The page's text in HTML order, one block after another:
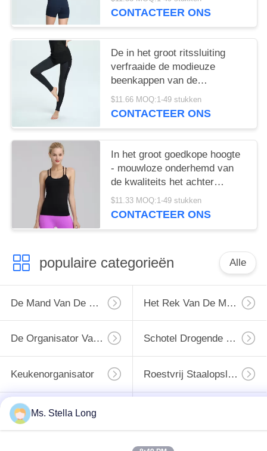
onderhemdenvrouwen
CONTACTEER ONS
De in het groot ritssluiting
verfraaide de modieuze
beenkappen van de
yogabroek
$11.66 MOQ:1-49 stukken
CONTACTEER ONS
In het groot goedkope hoogte
- mouwloze onderhemd van
de kwaliteits het achter
dwarsgymnastiek
$11.33 MOQ:1-49 stukken
CONTACTEER ONS
populaire categorieën Alle
De Mand Van De Keukentrekkracht Het Rek Van De Muurkeuken
De Organisator Van Het Keukenhuis Schotel Drogende Plank
Keukenorganisator Roestvrij Staalopslag
Het Rek Van De Keukenorganisator
Ms. Stella Long